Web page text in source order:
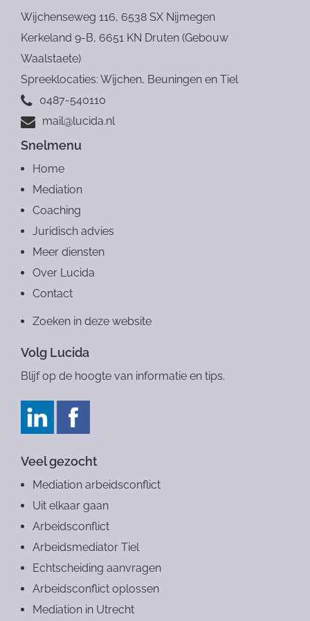
Verstuur
Wijchenseweg 116, 6538 SX Nijmegen
Kerkeland 9-B, 6651 KN Druten (Gebouw
Waalstaete)
Spreeklocaties: Wijchen, Beuningen en Tiel
0487-540110
mail@lucida.nl
Snelmenu
Home
Mediation
Coaching
Juridisch advies
Meer diensten
Over Lucida
Contact
Zoeken in deze website
Volg Lucida
Blijf op de hoogte van informatie en tips.
Veel gezocht
Mediation arbeidsconflict
Uit elkaar gaan
Arbeidsconflict
Arbeidsmediator Tiel
Echtscheiding aanvragen
Arbeidsconflict oplossen
Mediation in Utrecht